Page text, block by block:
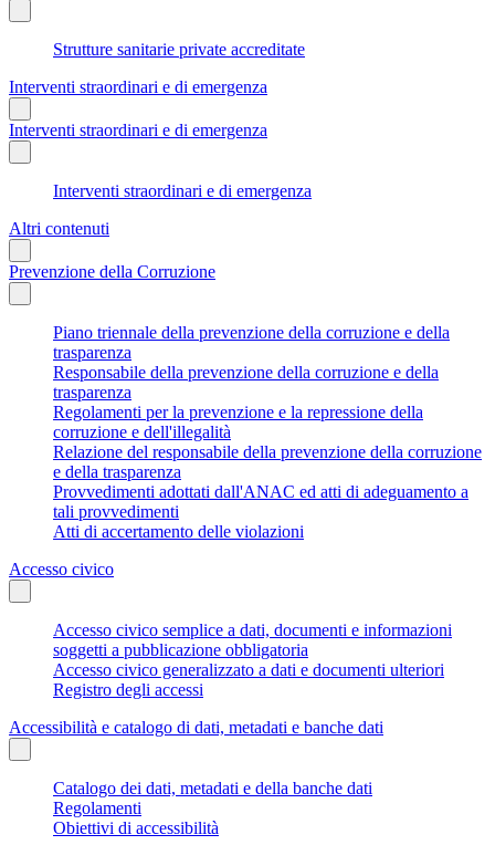
Strutture sanitarie private accreditate
Interventi straordinari e di emergenza
Interventi straordinari e di emergenza
Interventi straordinari e di emergenza
Altri contenuti
Prevenzione della Corruzione
Piano triennale della prevenzione della corruzione e della
trasparenza
Responsabile della prevenzione della corruzione e della
trasparenza
Regolamenti per la prevenzione e la repressione della
corruzione e dell'illegalità
Relazione del responsabile della prevenzione della corruzione
e della trasparenza
Provvedimenti adottati dall'ANAC ed atti di adeguamento a
tali provvedimenti
Atti di accertamento delle violazioni
Accesso civico
Accesso civico semplice a dati, documenti e informazioni
soggetti a pubblicazione obbligatoria
Accesso civico generalizzato a dati e documenti ulteriori
Registro degli accessi
Accessibilità e catalogo di dati, metadati e banche dati
Catalogo dei dati, metadati e della banche dati
Regolamenti
Obiettivi di accessibilità